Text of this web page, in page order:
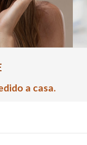
a casa.